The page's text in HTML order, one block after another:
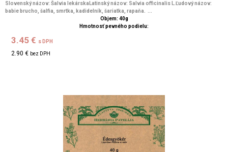
Slovenský názov: Šalvia lekárskaLatinský názov: Salvia officinalis L.Ľudový názov:
babie brucho, šalfia, smrtka, kadidelník, šariatka, rapaňa. ...
Objem: 40g
Hmotnosť pevného podielu:
3.45 € s DPH
2.90 € bez DPH